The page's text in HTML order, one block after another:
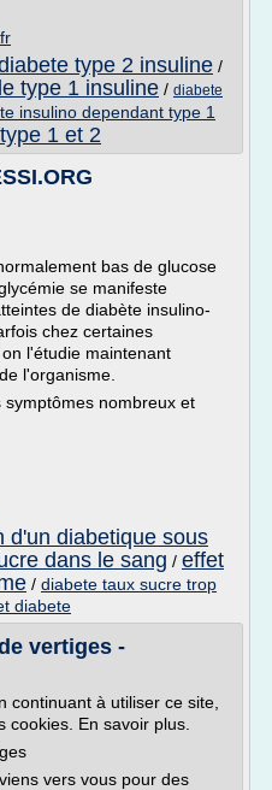
type 2 insuline /
type 1 insuline / diabete
insulino dependant type 1
1 et 2
bas de glucose
se manifeste
de diabète insulino-
chez certaines
l'étudie maintenant
l'organisme.
nombreux et
d'un diabetique sous
dans le sang / effet
/ diabete taux sucre trop
diabete
vertiges -
continuant à utiliser ce site,
cookies. En savoir plus.
vers vous pour des